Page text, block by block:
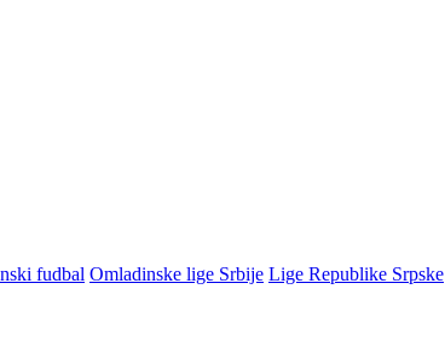
fudbal Omladinske lige Srbije Lige Republike Srpske